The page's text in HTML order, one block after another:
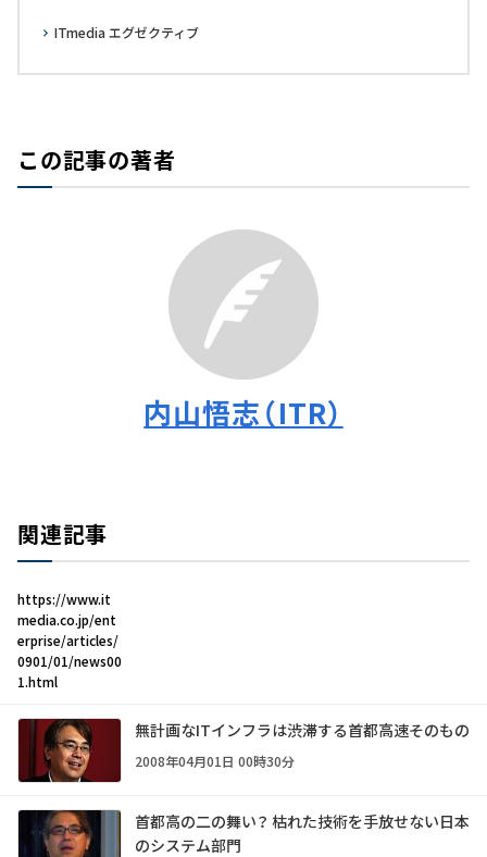
ITmedia エグゼクティブ
この記事の著者
内山悟志（ITR）
関連記事
https://www.it
media.co.jp/ent
erprise/articles/
0901/01/news00
1.html
無計画なITインフラは渋滞する首都高速そのもの
2008年04月01日 00時30分
首都高の二の舞い？ 枯れた技術を手放せない日本
のシステム部門